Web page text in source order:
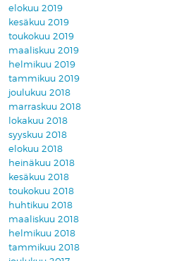
elokuu 2019
kesäkuu 2019
toukokuu 2019
maaliskuu 2019
helmikuu 2019
tammikuu 2019
joulukuu 2018
marraskuu 2018
lokakuu 2018
syyskuu 2018
elokuu 2018
heinäkuu 2018
kesäkuu 2018
toukokuu 2018
huhtikuu 2018
maaliskuu 2018
helmikuu 2018
tammikuu 2018